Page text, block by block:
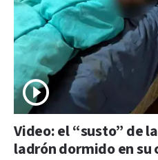
Video: el “susto” de
ladrón dormido en su